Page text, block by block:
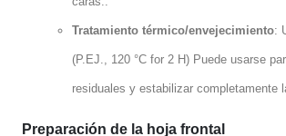
Tratamiento térmico/envejecimiento:
(P.EJ., 120 °C for 2 H) Puede usarse
residuales y estabilizar completamente
Preparación de la hoja frontal